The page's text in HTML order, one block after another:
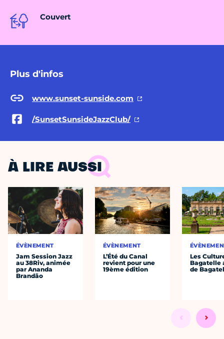
Couvert
Plus d'infos
www.sunset-sunside.com
/SunsetSunsideJazzClub/
À LIRE AUSSI
ÉVÈNEMENT
Jam Session Jazz
au 38Riv, animée
par Ananda
Brandão
ÉVÈNEMENT
L’Été du Canal
revient pour une
19ème édition
Les
Bagatelle
de